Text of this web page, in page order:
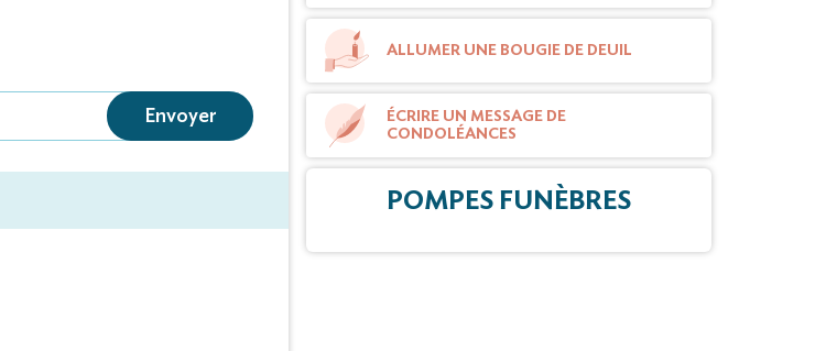
Envoyer
ALLUMER UNE BOUGIE DE DEUIL
ÉCRIRE UN MESSAGE DE
CONDOLÉANCES
POMPES FUNÈBRES